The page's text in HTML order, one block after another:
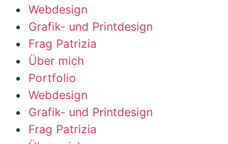
Webdesign
Grafik- und Printdesign
Frag Patrizia
Über mich
Portfolio
Webdesign
Grafik- und Printdesign
Frag Patrizia